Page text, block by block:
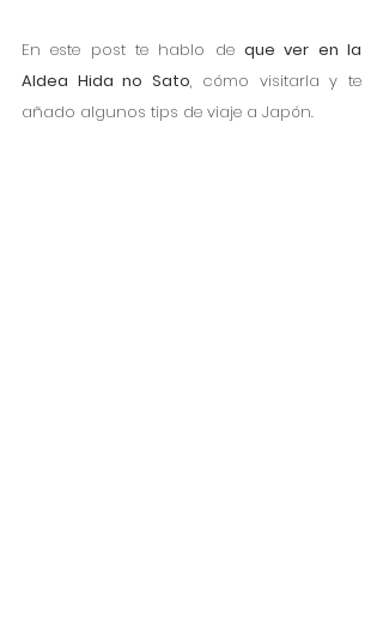
En este post te hablo de que ver en la
Aldea Hida no Sato, cómo visitarla y te
añado algunos tips de viaje a Japón.